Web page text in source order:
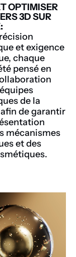
OPTIMISER
3D SUR
et exigence
chaque
pensé en
de la
de garantir
mécanismes
et des